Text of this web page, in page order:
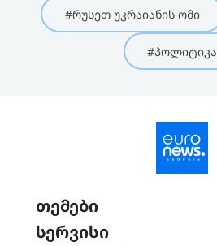
#რუსეთ უკრაიანის ომი
#პოლიტიკა
თემები
სერვისი